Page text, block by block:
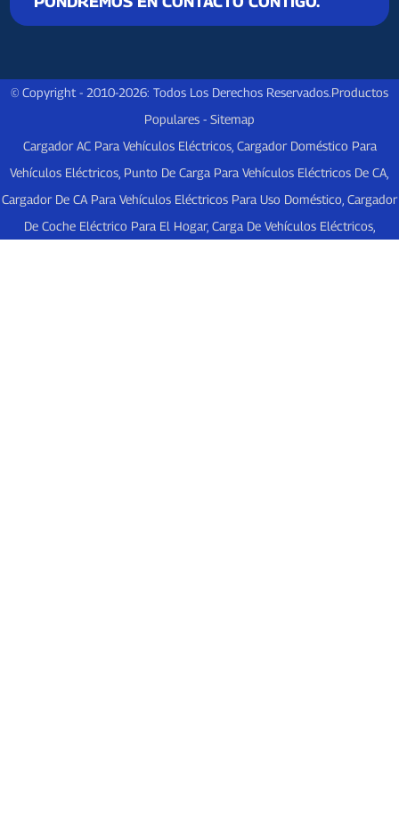
© Copyright - 2010-2026: Todos Los Derechos Reservados.Productos
Populares - Sitemap
Cargador AC Para Vehículos Eléctricos, Cargador Doméstico Para
Vehículos Eléctricos Punto De Carga Para Vehículos Eléctricos De CA
Cargador De CA Para Vehículos Eléctricos Para Uso Doméstico Cargador
De Coche Eléctrico Para El Hogar, Carga De Vehículos Eléctricos,